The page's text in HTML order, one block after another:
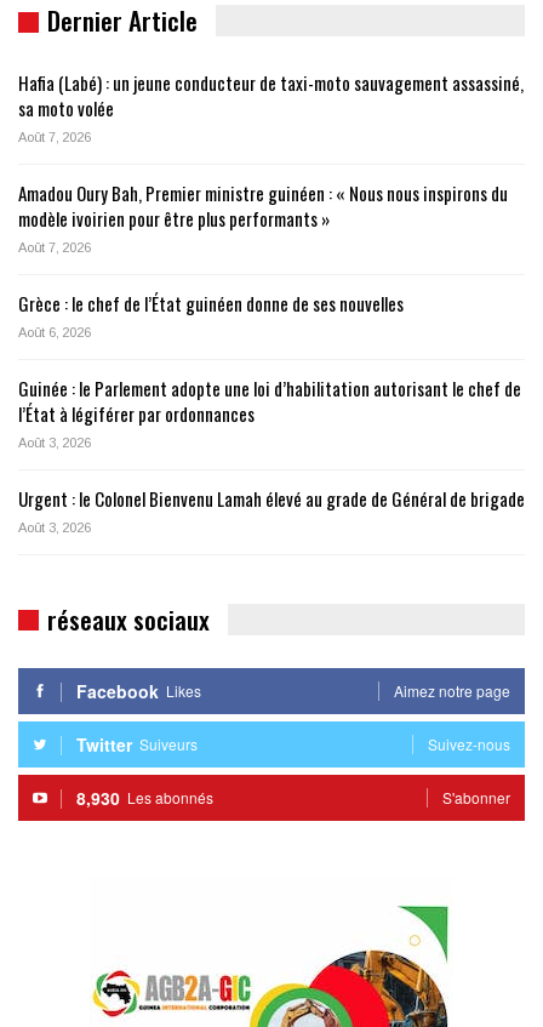
Dernier Article
Hafia (Labé) : un jeune conducteur de taxi-moto sauvagement assassiné,
sa moto volée
Août 7, 2026
Amadou Oury Bah, Premier ministre guinéen : « Nous nous inspirons du
modèle ivoirien pour être plus performants »
Août 7, 2026
Grèce : le chef de l’État guinéen donne de ses nouvelles
Août 6, 2026
Guinée : le Parlement adopte une loi d’habilitation autorisant le chef de
l’État à légiférer par ordonnances
Août 3, 2026
Urgent : le Colonel Bienvenu Lamah élevé au grade de Général de brigade
Août 3, 2026
réseaux sociaux
Facebook Likes Aimez notre page
Twitter Suiveurs Suivez-nous
8,930 Les abonnés S'abonner